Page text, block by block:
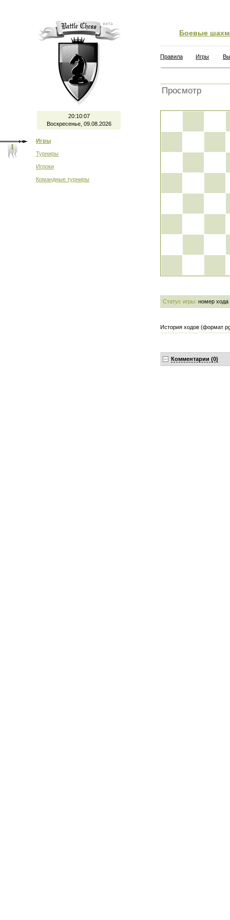
20:10:08
Воскресенье, 09.08.2026
Игры
Турниры
Игроки
Командные турниры
Боевые
Правила Игры
Просмотр
Статус игры: номер хода
История ходов (формат
Комментарии (0)